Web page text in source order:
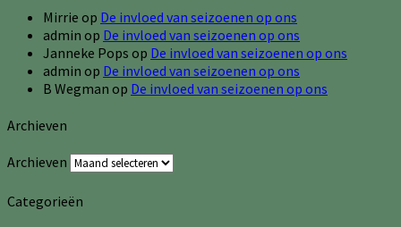
Mirrie op De invloed van seizoenen op ons
admin op De invloed van seizoenen op ons
Janneke Pops op De invloed van seizoenen op ons
admin op De invloed van seizoenen op ons
B Wegman op De invloed van seizoenen op ons
Archieven
Archieven
Categorieën